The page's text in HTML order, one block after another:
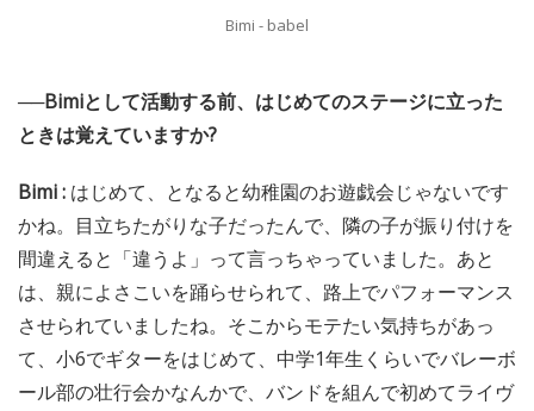
Bimi - babel
──Bimiとして活動する前、はじめてのステージに立った
ときは覚えていますか?
Bimi : はじめて、となると幼稚園のお遊戯会じゃないです
かね。目立ちたがりな子だったんで、隣の子が振り付けを
間違えると「違うよ」って言っちゃっていました。あと
は、親によさこいを踊らせられて、路上でパフォーマンス
させられていましたね。そこからモテたい気持ちがあっ
て、小6でギターをはじめて、中学1年生くらいでバレーボ
ール部の壮行会かなんかで、バンドを組んで初めてライヴ